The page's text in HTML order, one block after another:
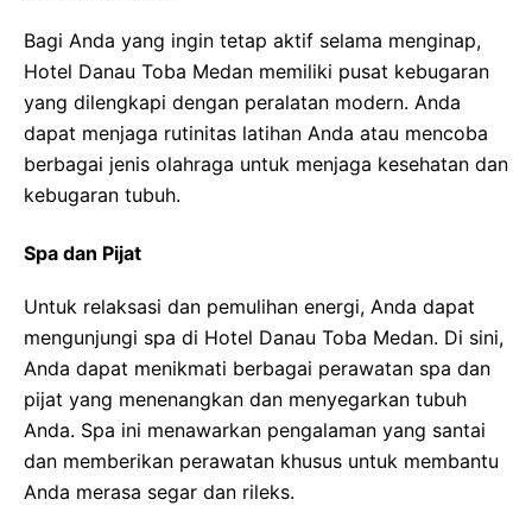
Bagi Anda yang ingin tetap aktif selama menginap,
Hotel Danau Toba Medan memiliki pusat kebugaran
yang dilengkapi dengan peralatan modern. Anda
dapat menjaga rutinitas latihan Anda atau mencoba
berbagai jenis olahraga untuk menjaga kesehatan dan
kebugaran tubuh.
Spa dan Pijat
Untuk relaksasi dan pemulihan energi, Anda dapat
mengunjungi spa di Hotel Danau Toba Medan. Di sini,
Anda dapat menikmati berbagai perawatan spa dan
pijat yang menenangkan dan menyegarkan tubuh
Anda. Spa ini menawarkan pengalaman yang santai
dan memberikan perawatan khusus untuk membantu
Anda merasa segar dan rileks.